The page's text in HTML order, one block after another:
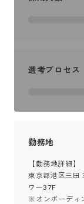
選考プロセス
勤務地
【勤務地詳細】
東京都港区三田
ワー37F
※オンボーディ